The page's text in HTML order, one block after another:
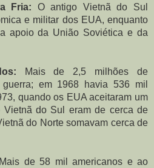
Fria: O antigo Vietnã do Sul
e militar dos EUA, enquanto
apoio da União Soviética e da
Mais de 2,5 milhões de
em 1968 havia 536 mil
quando os EUA aceitaram um
Vietnã do Sul eram de cerca de
do Norte somavam cerca de
Mais de 58 mil americanos e ao